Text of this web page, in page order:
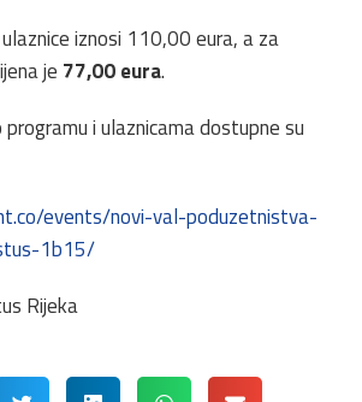
iznosi 110,00 eura, a za
je 77,00 eura.
i ulaznicama dostupne su
events/novi-val-poduzetnistva-
1b15/
Rijeka